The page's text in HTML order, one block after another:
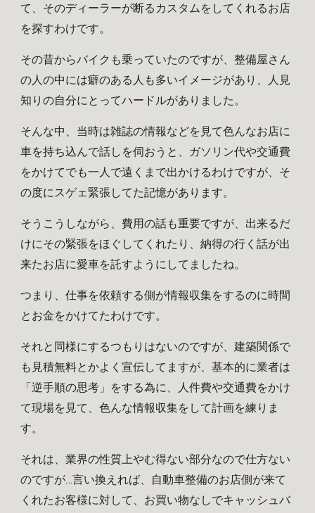
て、そのディーラーが断るカスタムをしてくれるお店
を探すわけです。
その昔からバイクも乗っていたのですが、整備屋さん
の人の中には癖のある人も多いイメージがあり、人見
知りの自分にとってハードルがありました。
そんな中、当時は雑誌の情報などを見て色んなお店に
車を持ち込んで話しを伺おうと、ガソリン代や交通費
をかけてでも一人で遠くまで出かけるわけですが、そ
の度にスゲェ緊張してた記憶があります。
そうこうしながら 、費用の話も重要ですが、出来るだ
けにその緊張をほぐしてくれたり、納得の行く話が出
来たお店に愛車を託すようにしてましたね。
つまり、仕事を依頼する側が情報収集をするのに時間
とお金をかけてたわけです。
それと同様にするつもりはないのですが、建築関係で
も見積無料とかよく宣伝してますが、基本的に業者は
「逆手順の思考」をする為に、人件費や交通費をかけ
て現場を見て、色んな情報収集をして計画を練りま
す。
それは、業界の性質上やむ得ない部分なので仕方ない
のですが…言い換えれば、自動車整備のお店側が来て
くれたお客様に対して、お買い物なしでキャッシュバ